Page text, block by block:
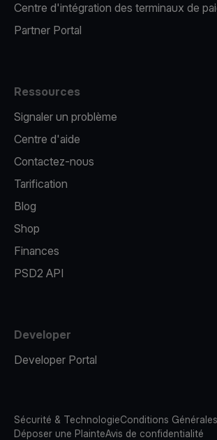
Centre d'intégration des terminaux de
Partner Portal
Ressources
Signaler un problème
Centre d'aide
Contactez-nous
Tarification
Blog
Shop
Finances
PSD2 API
Developer
Developer Portal
Sécurité & TechnologieConditions Générales
Déposer une PlainteAvis de confidentialité